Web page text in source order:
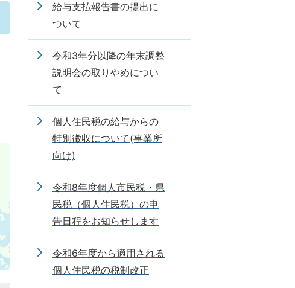
給与支払報告書の提出に
ついて
令和3年分以降の年末調整
説明会の取りやめについ
て
個人住民税の給与からの
特別徴収について(事業所
向け)
令和8年度個人市民税・県
民税（個人住民税）の申
告日程をお知らせします
令和6年度から適用される
個人住民税の税制改正